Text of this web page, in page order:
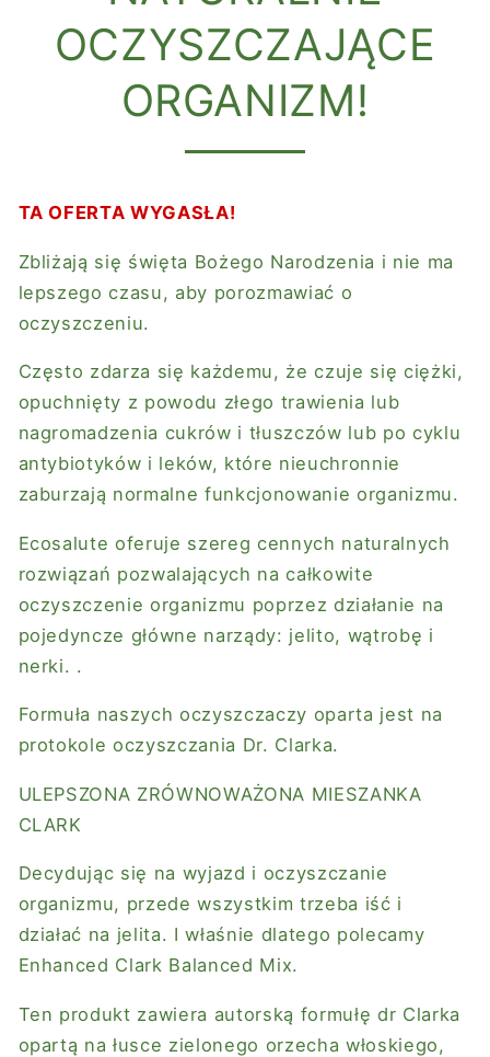
OCZYSZCZAJĄCE
ORGANIZM!
TA OFERTA WYGASŁA!
Zbliżają się święta Bożego Narodzenia i nie ma
lepszego czasu, aby porozmawiać o
oczyszczeniu.
Często zdarza się każdemu, że czuje się ciężki,
opuchnięty z powodu złego trawienia lub
nagromadzenia cukrów i tłuszczów lub po cyklu
antybiotyków i leków, które nieuchronnie
zaburzają normalne funkcjonowanie organizmu.
Ecosalute oferuje szereg cennych naturalnych
rozwiązań pozwalających na całkowite
oczyszczenie organizmu poprzez działanie na
pojedyncze główne narządy: jelito, wątrobę i
nerki. .
Formuła naszych oczyszczaczy oparta jest na
protokole oczyszczania Dr. Clarka.
ULEPSZONA ZRÓWNOWAŻONA MIESZANKA
CLARK
Decydując się na wyjazd i oczyszczanie
organizmu, przede wszystkim trzeba iść i
działać na jelita. I właśnie dlatego polecamy
Enhanced Clark Balanced Mix.
Ten produkt zawiera autorską formułę dr Clarka
opartą na łusce zielonego orzecha włoskiego,